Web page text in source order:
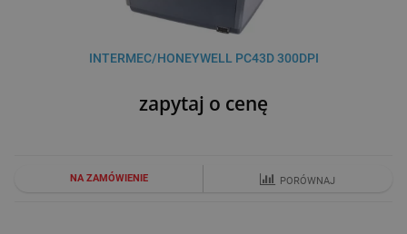
INTERMEC/HONEYWELL PC43D 300DPI
zapytaj o cenę
NA ZAMÓWIENIE PORÓWNAJ